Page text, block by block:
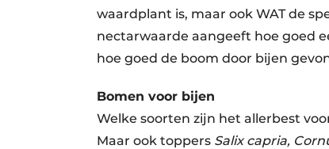
waardplant is, maar ook WAT de
nectarwaarde aangeeft hoe goed
hoe goed de boom door bijen
Bomen voor bijen
Welke soorten zijn het allerbest
Maar ook toppers Salix capria,